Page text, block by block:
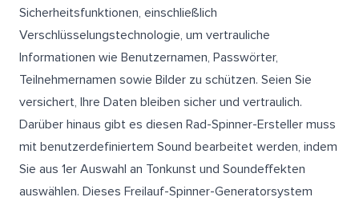
Sicherheitsfunktionen, einschließlich
Verschlüsselungstechnologie, um vertrauliche
Informationen wie Benutzernamen, Passwörter,
Teilnehmernamen sowie Bilder zu schützen. Seien Sie
versichert, Ihre Daten bleiben sicher und vertraulich.
Darüber hinaus gibt es diesen Rad-Spinner-Ersteller muss
mit benutzerdefiniertem Sound bearbeitet werden, indem
Sie aus 1er Auswahl an Tonkunst und Soundeffekten
auswählen. Dieses Freilauf-Spinner-Generatorsystem